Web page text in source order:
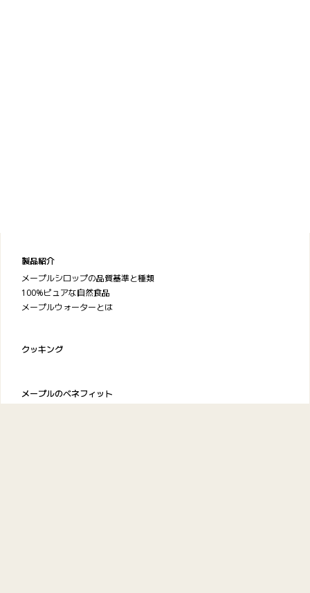
製品紹介
メープルシロップの品質基準と種類
100%ピュアな自然食品
メープルウォーターとは
クッキング
メープルのベネフィット